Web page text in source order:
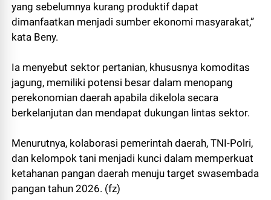
yang sebelumnya kurang produktif dapat
dimanfaatkan menjadi sumber ekonomi masyarakat,”
kata Beny.
Ia menyebut sektor pertanian, khususnya komoditas
jagung, memiliki potensi besar dalam menopang
perekonomian daerah apabila dikelola secara
berkelanjutan dan mendapat dukungan lintas sektor.
Menurutnya, kolaborasi pemerintah daerah, TNI-Polri,
dan kelompok tani menjadi kunci dalam memperkuat
ketahanan pangan daerah menuju target swasembada
pangan tahun 2026. (fz)